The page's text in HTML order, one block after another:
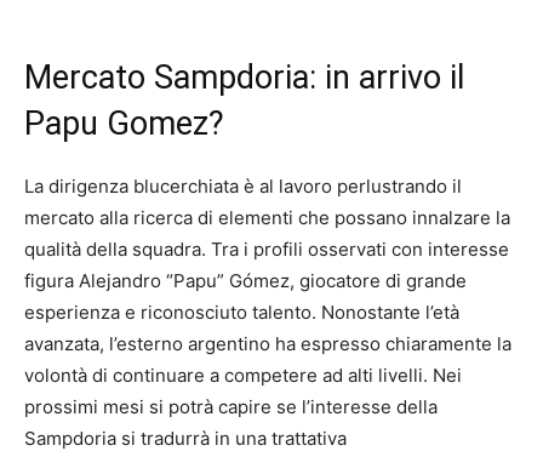
Mercato Sampdoria: in arrivo il
Papu Gomez?
La dirigenza blucerchiata è al lavoro perlustrando il
mercato alla ricerca di elementi che possano innalzare la
qualità della squadra. Tra i profili osservati con interesse
figura Alejandro “Papu” Gómez, giocatore di grande
esperienza e riconosciuto talento. Nonostante l’età
avanzata, l’esterno argentino ha espresso chiaramente la
volontà di continuare a competere ad alti livelli. Nei
prossimi mesi si potrà capire se l’interesse della
Sampdoria si tradurrà in una trattativa